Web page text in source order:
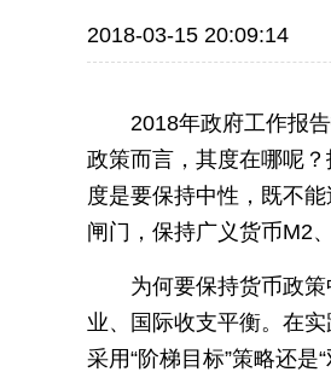
2018-03-15 20:09:14
2018年政府工作报告
政策而言，其度在哪呢
度是要保持中性，既不
闸门，保持广义货币M2
为何要保持货币政策
业、国际收支平衡。在
采用“阶梯目标”策略还